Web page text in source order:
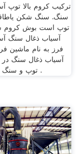
ترکیب کروم بالا توپ
سنگ. سنگ شکن
توپ است بوش کروم
آسیاب ذغال سنگ
فرز به نام ماشین
آسیاب ذغال سنگ
توپ و سنگ زنی حلقه .